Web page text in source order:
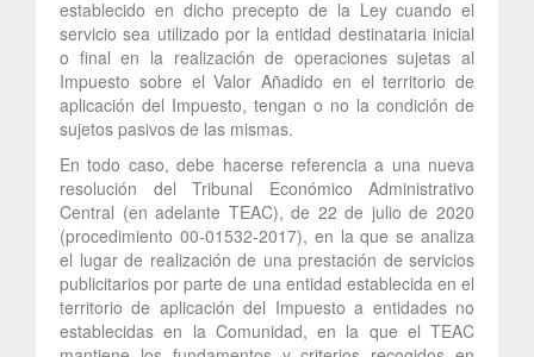
establecido en dicho precepto de la Ley cuando el
servicio sea utilizado por la entidad destinataria inicial
o final en la realización de operaciones sujetas al
Impuesto sobre el Valor Añadido en el territorio de
aplicación del Impuesto, tengan o no la condición de
sujetos pasivos de las mismas.
En todo caso, debe hacerse referencia a una nueva
resolución del Tribunal Económico Administrativo
Central (en adelante TEAC), de 22 de julio de 2020
(procedimiento 00-01532-2017), en la que se analiza
el lugar de realización de una prestación de servicios
publicitarios por parte de una entidad establecida en el
territorio de aplicación del Impuesto a entidades no
establecidas en la Comunidad, en la que el TEAC